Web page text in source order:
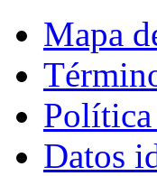
Mapa
Datos